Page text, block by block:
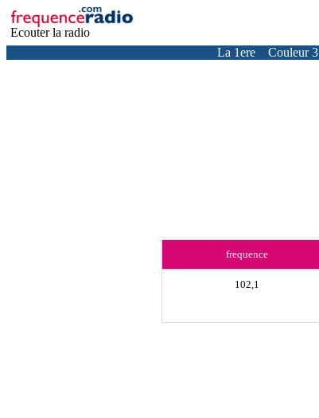
Ecouter la radio
La 1ere
Couleur 3
frequence
102,1